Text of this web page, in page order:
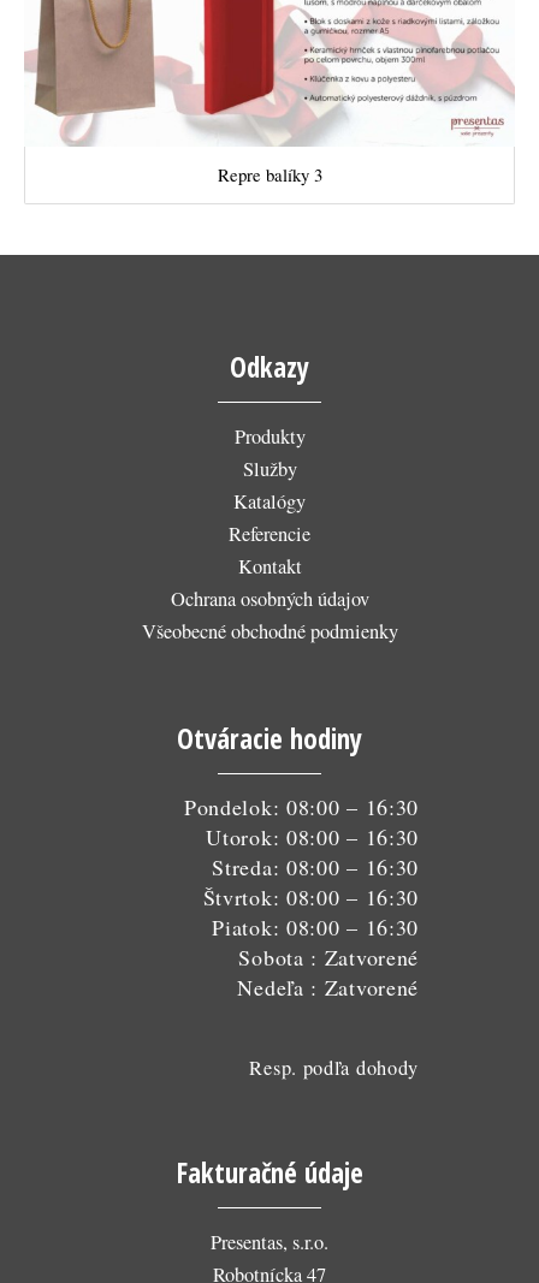
Repre balíky 3
Odkazy
Produkty
Služby
Katalógy
Referencie
Kontakt
Ochrana osobných údajov
Všeobecné obchodné podmienky
Otváracie hodiny
Pondelok: 08:00 – 16:30
Utorok: 08:00 – 16:30
Streda: 08:00 – 16:30
Štvrtok: 08:00 – 16:30
Piatok: 08:00 – 16:30
Sobota : Zatvorené
Nedeľa : Zatvorené
Resp. podľa dohody
Fakturačné údaje
Presentas, s.r.o.
Robotnícka 47